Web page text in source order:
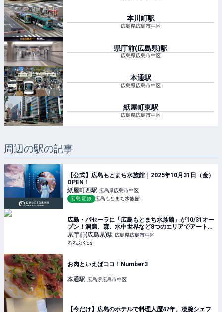
本川町駅
広島県広島市中区
県庁前(広島県)駅
広島県広島市中区
本通駅
広島県広島市中区
紙屋町東駅
広島県広島市中区
周辺の駅の記事
【公式】広島もとまち水族館｜2025年10月31日（金）
OPEN！
紙屋町西駅 広島県広島市中区
広島電鉄
広島もとまち水族館
広島・パセーラに「広島もとまち水族館」が10/31オー
プン！洞窟、森、水中世界など8つのエリアでアートと
生命が共演 | るるぶKids
県庁前(広島県)駅 広島県広島市中区
るるぶKids
お肉といえばココ！Number3
本通駅 広島県広島市中区
【今だけ】広島のホテルで料理人歴47年、凄腕シェフ